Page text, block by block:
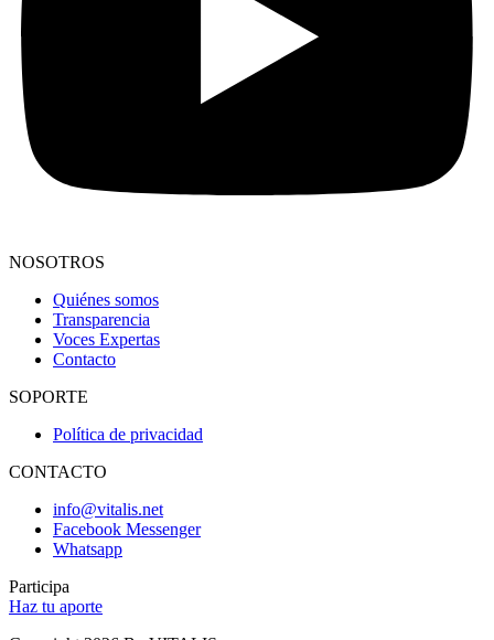
NOSOTROS
Quiénes somos
Transparencia
Voces Expertas
Contacto
SOPORTE
Política de privacidad
CONTACTO
info@vitalis.net
Facebook Messenger
Whatsapp
Participa
Haz tu aporte